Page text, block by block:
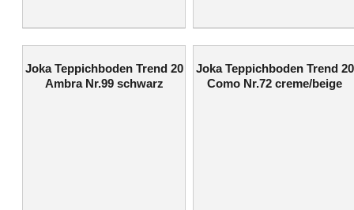
Joka Teppichboden Trend 20
Ambra Nr.99 schwarz
Joka Teppichboden Trend 20
Como Nr.72 creme/beige